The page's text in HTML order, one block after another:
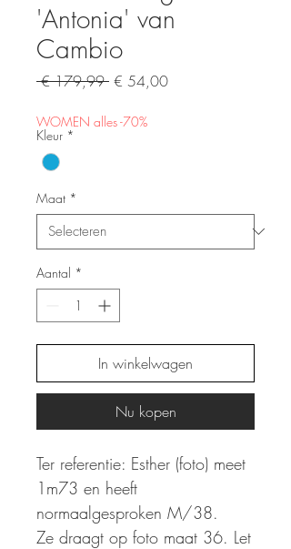
'Antonia' van
Cambio
€ 179,99 Normale
€ 54,00Verkoopprijs
WOMEN alles -70%
Kleur *
Maat *
Aantal *
In winkelwagen
Nu kopen
Ter referentie: Esther (foto) meet
1m73 en heeft
normaalgesproken M/38.
Ze draagt op foto maat 36. Let